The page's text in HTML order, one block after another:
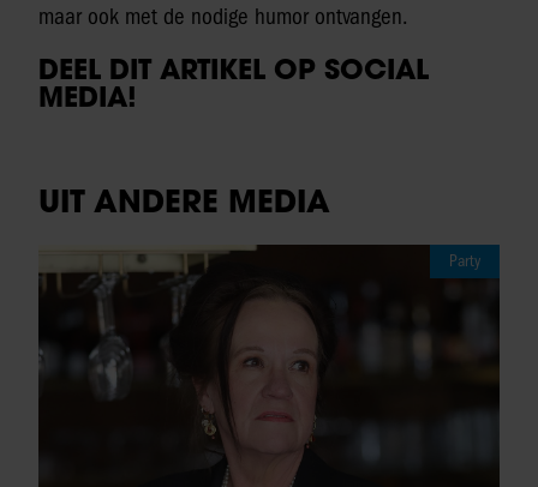
maar ook met de nodige humor ontvangen.
DEEL DIT ARTIKEL OP SOCIAL
MEDIA!
UIT ANDERE MEDIA
Party